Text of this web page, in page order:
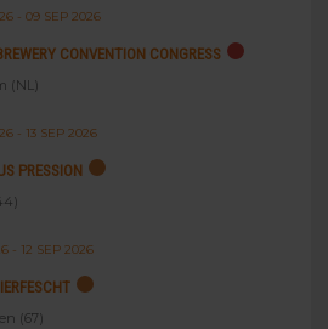
- 09 SEP 2026
CONVENTION CONGRESS
(NL)
- 13 SEP 2026
PRESSION
- 12 SEP 2026
(67)